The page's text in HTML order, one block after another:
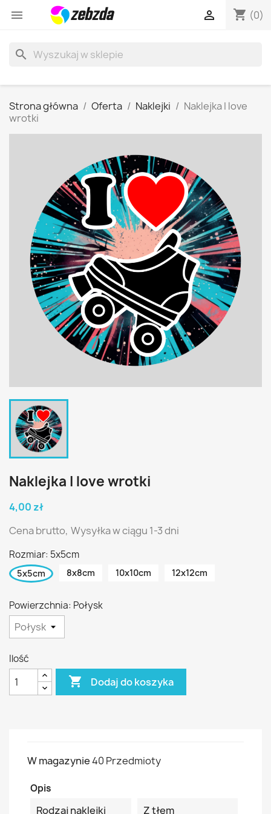
 shopping_cart (0)

search
Strona główna Oferta Naklejki
Naklejka I love
wrotki
Naklejka I love wrotki
4,00 zł
Cena brutto, Wysyłka w ciągu 1-3 dni
Rozmiar: 5x5cm
5x5cm 8x8cm 10x10cm 12x12cm
Powierzchnia: Połysk
Ilość
 Dodaj do koszyka
W magazynie40 Przedmioty
Opis
Rodzaj naklejki Z tłem